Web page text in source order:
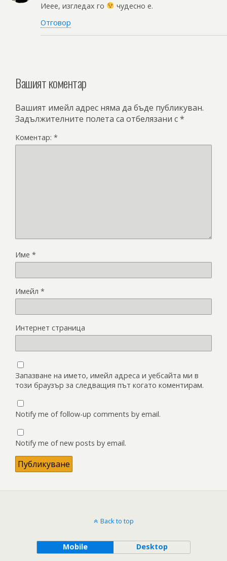
Иеее, изгледах го
чудесно е.
Отговор
Вашият коментар
Вашият имейл адрес няма да бъде публикуван.
Задължителните полета са отбелязани с*
Коментар: *
Име *
Имейл *
Интернет страница
Запазване на името, имейл адреса и уебсайта ми в
този браузър за следващия път когато коментирам.
Notify me of follow-up comments by email.
Notify me of new posts by email.
Back to top
Mobile Desktop